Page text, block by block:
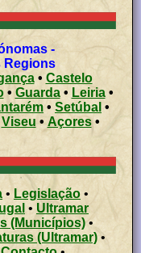
Regions
•Castelo
• Guarda• Leiria•
• Setúbal •
Viseu • Açores •
• Legislação •
• Ultramar
(Municípios)•
(Ultramar)•